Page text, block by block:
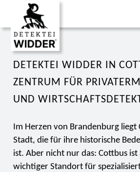
DETEKTEI WIDDER IN
ZENTRUM FÜR
UND
Im Herzen von Brandenburg liegt
Stadt, die für ihre historische
ist. Aber nicht nur das: Cottbus ist
wichtiger Standort für